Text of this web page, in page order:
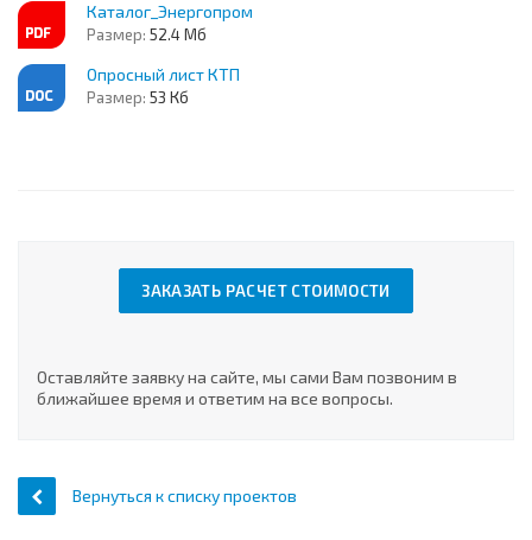
Каталог_Энергопром
Размер: 52.4 Мб
Опросный лист КТП
Размер: 53 Кб
ЗАКАЗАТЬ РАСЧЕТ СТОИМОСТИ
Оставляйте заявку на сайте, мы сами Вам позвоним в
ближайшее время и ответим на все вопросы.
Вернуться к списку проектов